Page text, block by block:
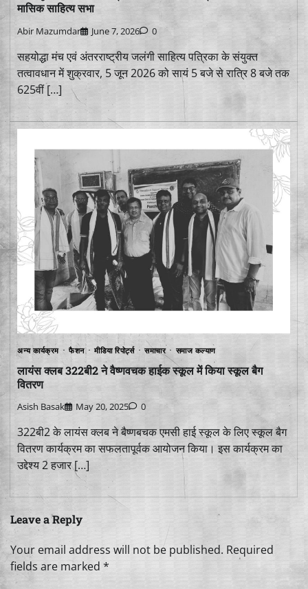
मासिक साहित्य सभा
Abir Mazumdar June 7, 2026 0
सहयोद्धा मंच एवं अंतरराष्ट्रीय जलंगी साहित्य पत्रिका के संयुक्त
तत्वावधान में शुक्रवार, 5 जून 2026 को सायं 5 बजे से रात्रि 8 बजे तक
625वीं […]
अन्य कार्यक्रम फैशन मीडिया रिपोर्ट्स समाचार समाज कल्याण
लायंस क्लब 322बी2 ने वैष्णवचक हाईक स्कूल में किया स्कूल बैग
वितरण
Asish Basak May 20, 2025 0
322बी2 के लायंस क्लब ने बैष्णबचक एमसी हाई स्कूल के लिए स्कूल बैग
वितरण कार्यक्रम का सफलतापूर्वक आयोजन किया। इस कार्यक्रम का
उद्देश्य 2 हजार […]
Leave a Reply
Your email address will not be published. Required
fields are marked *